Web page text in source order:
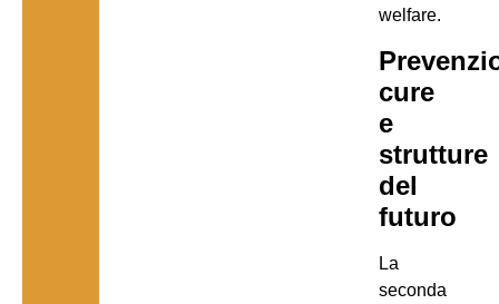
welfare.
cure
e
strutture
del
futuro
La
seconda